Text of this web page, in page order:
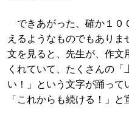
できあがった、確か１０
えるようなものでもあり
文を見ると、先生が、作文
くれていて、たくさんの
い！」という文字が踊って
「これからも続ける！」と